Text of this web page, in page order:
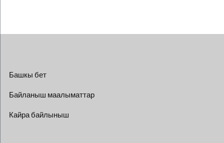
Башкы бет
Байланыш маалыматтар
Кайра байлыныш